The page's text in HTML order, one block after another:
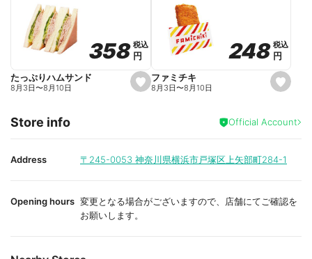
o
r
i
e
o
r
i
e
s
e
i
t
358
358税込
税込
円
円
たっぷりハムサンド
8月3日〜8月10日
s
e
a
i
t
248
248 税込
税込
円
円
ファミチキ
8月3日〜8月10日
Store info Official Account
Address 〒245-0053 神奈川県横浜市戸塚区上矢部町284-1
Opening hours 変更となる場合がございますので、店舗にてご確認を
お願いします。